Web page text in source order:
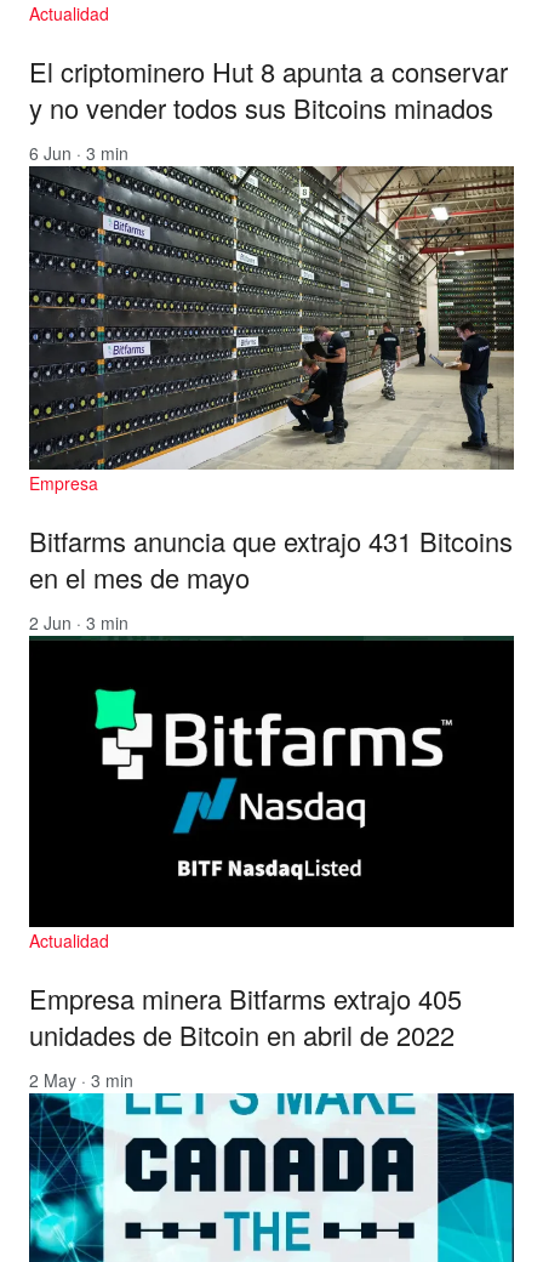
Actualidad
El criptominero Hut 8 apunta a conservar
y no vender todos sus Bitcoins minados
6 Jun · 3 min
Empresa
Bitfarms anuncia que extrajo 431 Bitcoins
en el mes de mayo
2 Jun · 3 min
Actualidad
Empresa minera Bitfarms extrajo 405
unidades de Bitcoin en abril de 2022
2 May · 3 min